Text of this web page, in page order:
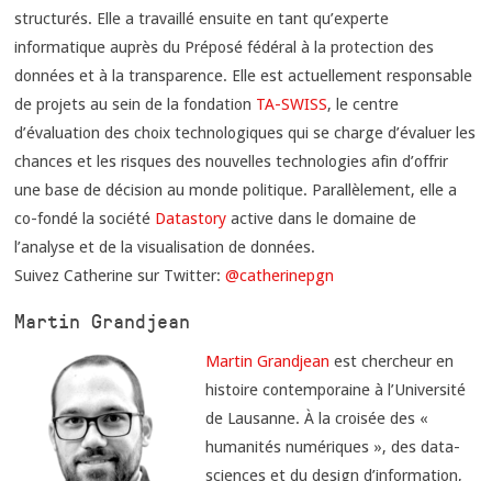
structurés. Elle a travaillé ensuite en tant qu’experte
informatique auprès du Préposé fédéral à la protection des
données et à la transparence. Elle est actuellement responsable
de projets au sein de la fondation TA-SWISS, le centre
d’évaluation des choix technologiques qui se charge d’évaluer les
chances et les risques des nouvelles technologies afin d’offrir
une base de décision au monde politique. Parallèlement, elle a
co-fondé la société Datastory active dans le domaine de
l’analyse et de la visualisation de données.
Suivez Catherine sur Twitter:@catherinepgn
Martin Grandjean
Martin Grandjean est chercheur en
histoire contemporaine à l’Université
de Lausanne. À la croisée des «
humanités numériques », des data-
sciences et du design d’information,